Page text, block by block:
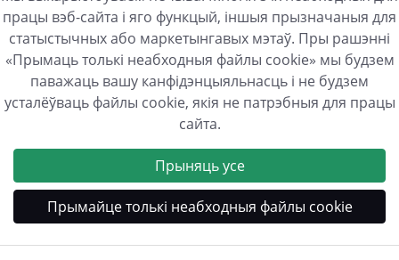
электрамабіля/
можаце ўсталяваць лічыльнік электраэнергіі
любым EVSE без лічыльніка электраэнергіі. Такім
Manager, вы можаце заціснуць лічыльнік
іх у якасці прылад у cFos Charging Manager, а затым
скрыню з прымацаваным лічыльнікам
лічыльнікам. Затым cFos Charging Manager
аўтамабіля і, такім чынам, зараджаць
працы вэб-сайта і яго функцый, іншыя прызначаныя для
статыстычных або маркетынгавых мэтаў. Пры рашэнні
«Прымаць толькі неабходныя файлы cookie» мы будзем
паважаць вашу канфідэнцыяльнасць і не будзем
усталёўваць файлы cookie, якія не патрэбныя для працы
сайта.
Прыняць усе
Прымайце толькі неабходныя файлы cookie